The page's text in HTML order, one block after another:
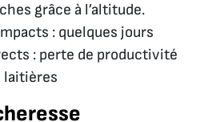
grâce à l’altitude.
: quelques jours
: perte de productivité
laitières